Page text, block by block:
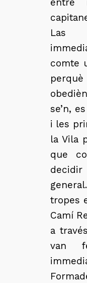
entre
comte
se’n,
i les
la Vila
que
decidir
tropes
Camí
a
van